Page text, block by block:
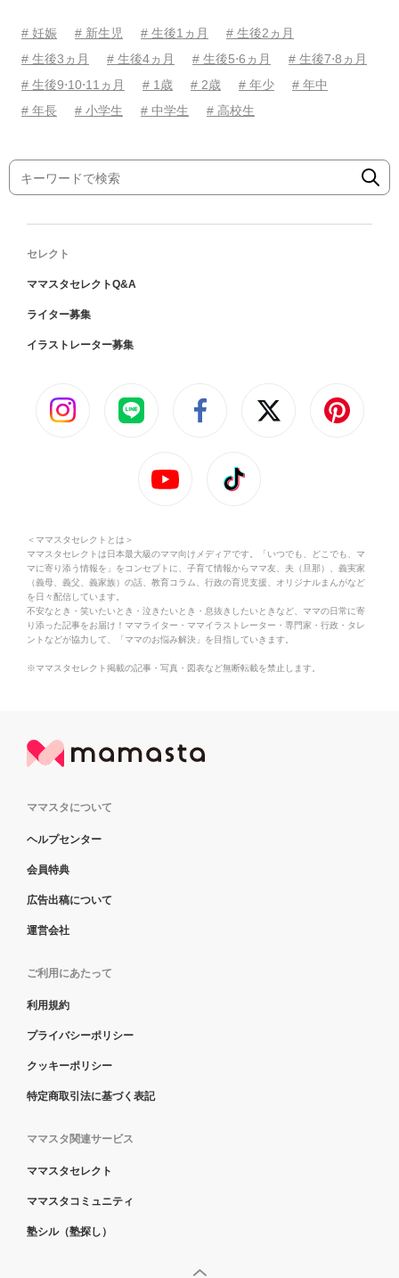
# 妊娠 # 新生児 # 生後1ヵ月
# 生後2ヵ月
# 生後3ヵ月
# 生後4ヵ月 # 生後5⋅6ヵ月
# 生後7⋅8ヵ月
# 生後9⋅10⋅11ヵ月
# 1歳 # 2歳 # 年少
# 年中
# 年長
# 小学生 # 中学生 # 高校生
セレクト
ママスタセレクトQ&A
ライター募集
イラストレーター募集
＜ママスタセレクトとは＞
ママスタセレクトは日本最大級のママ向けメディアです。「いつでも、どこでも、マ
マに寄り添う情報を」をコンセプトに、子育て情報からママ友、夫（旦那）、義実家
（義母、義父、義家族）の話、教育コラム、行政の育児支援、オリジナルまんがなど
を日々配信しています。
不安なとき・笑いたいとき・泣きたいとき・息抜きしたいときなど、ママの日常に寄
り添った記事をお届け！ママライター・ママイラストレーター・専門家・行政・タレ
ントなどが協力して、「ママのお悩み解決」を目指していきます。
※ママスタセレクト掲載の記事・写真・図表など無断転載を禁止します。
ママスタについて
ヘルプセンター
会員特典
広告出稿について
運営会社
ご利用にあたって
利用規約
プライバシーポリシー
クッキーポリシー
特定商取引法に基づく表記
ママスタ関連サービス
ママスタセレクト
ママスタコミュニティ
塾シル（塾探し）